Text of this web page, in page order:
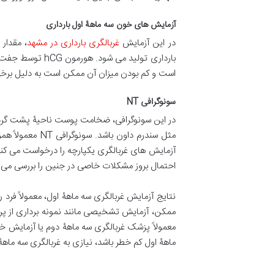
آزمایش های خون سه ماهۀ اول بارداری
در این آزمایش غربالگری بارداری در مشهد
است و کم بودن میزان آن ممکن است به دلیل
سونوگرافی NT
در این سونوگرافی، ضخامت پوست ناحیۀ پشت
آزمایش های غربالگری یکپارچه را درخواست می
احتمال بروز مشکلات خاصی در جنین را بررسی می
نتایج آزمایش غربالگری سه ماهۀ اول، معمولاً
معمولاً پزشک غربالگری سه ماهۀ دوم یا آزمایش
ماهۀ اول کم خطر باشد، نیازی به غربالگری سه